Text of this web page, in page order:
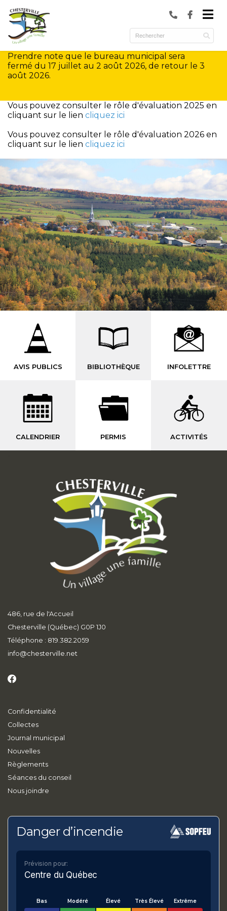
(Municipalité )
(Services )
(Culture et loisirs )
Prendre note que le bureau municipal sera
fermé du 17 juillet au 2 août 2026, de retour le 3
août 2026.
Vous pouvez consulter le rôle d'évaluation 2025 en
cliquant sur le lien cliquez ici
Vous pouvez consulter le rôle d'évaluation 2026 en
cliquant sur le lien cliquez ici
AVIS PUBLICS BIBLIOTHÈQUE INFOLETTRE
CALENDRIER PERMIS ACTIVITÉS
486, rue de l'Accueil
Chesterville (Québec) G0P 1J0
Téléphone : 819.382.2059
info@chesterville.net
Confidentialité
Collectes
Journal municipal
Nouvelles
Règlements
Séances du conseil
Nous joindre
Danger d’incendie
Prévision pour:
Centre du Québec
Bas Modéré Élevé Très Élevé Extrême